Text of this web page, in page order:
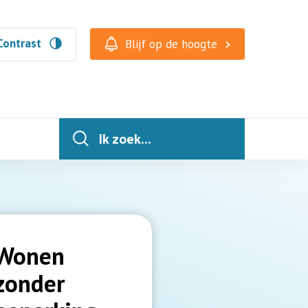
Blijf op de hoogte
Ik zoek...